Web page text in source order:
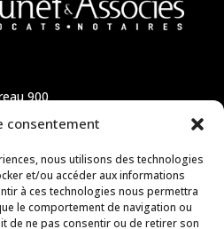
consentement
nous utilisons des technologies
et/ou accéder aux informations
à ces technologies nous permettra
le comportement de navigation ou
de ne pas consentir ou de retirer son
900